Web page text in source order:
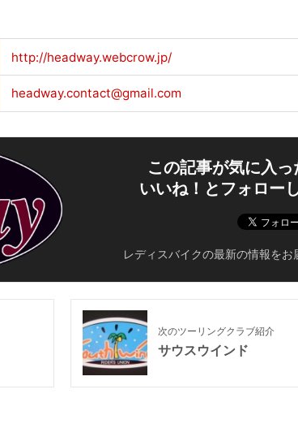
http://headway.webcrow.jp/
headway.contact@gmail.com
この記事が気に入っ
いいね！とフォロー
レディスバイクの最新の情報をお
次のツーリングクラブ紹介
サウスウインド